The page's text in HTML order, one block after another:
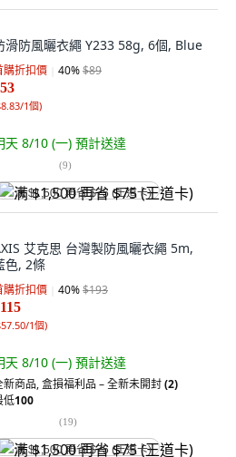
滑防風曬衣繩 Y233 58g, 6個, Blue
購折扣價 40%$89
1個)
天 8/10 (一) 預計送達
(9)
满 $1,500 再省 $75 (王道卡)
艾克思 台灣製防風曬衣繩 5m,
色, 2條
購折扣價 40%$193
1個)
天 8/10 (一) 預計送達
新商品,盒損福利品 – 全新未開封(2)
低100
(19)
满 $1,500 再省 $75 (王道卡)